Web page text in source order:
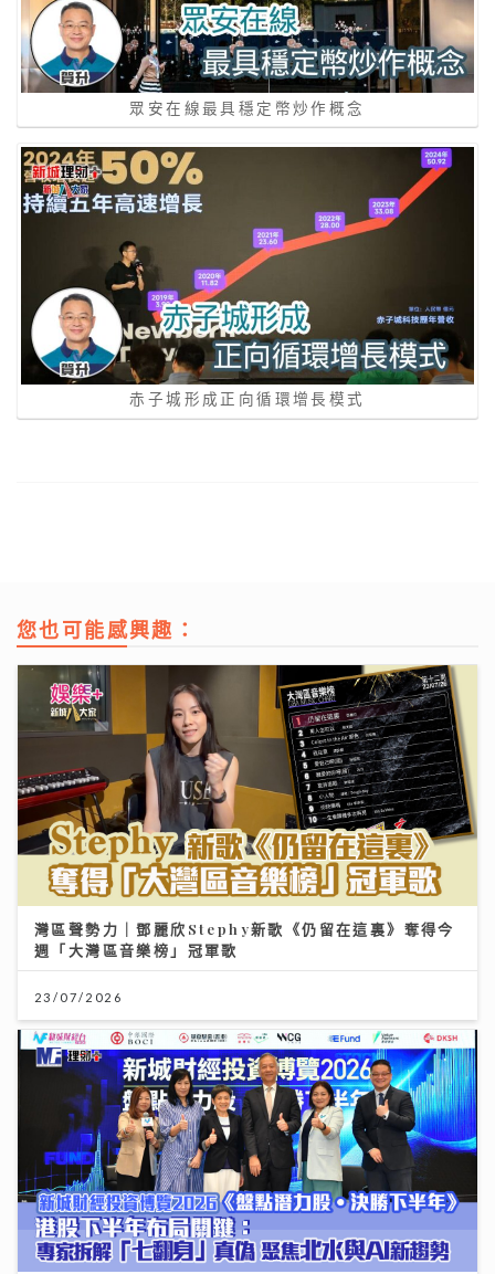
眾安在線最具穩定幣炒作概念
赤子城形成正向循環增長模式
您也可能感興趣：
灣區聲勢力｜鄧麗欣Stephy新歌《仍留在這裏》奪得今
週「大灣區音樂榜」冠軍歌
23/07/2026